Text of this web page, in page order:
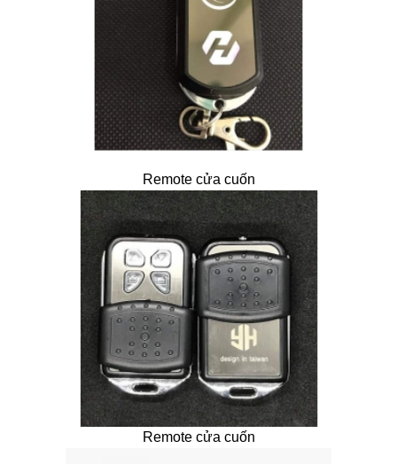
Remote cửa cuốn
Remote cửa cuốn